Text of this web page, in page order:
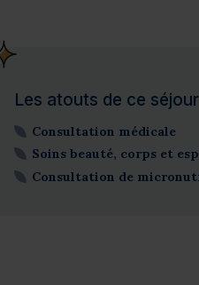
Les atouts de ce séjour
Consultation médicale
Soins beauté, corps et
Consultation de